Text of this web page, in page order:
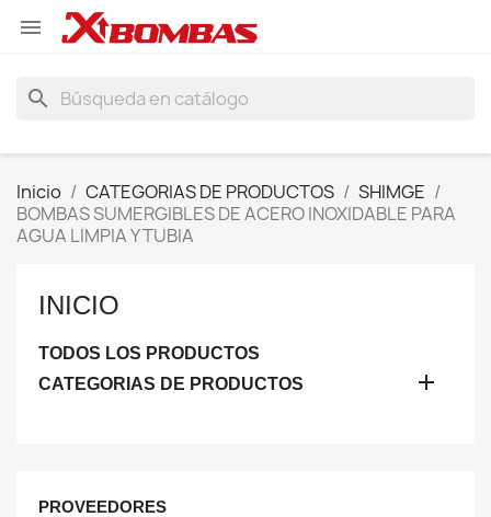

search
Inicio CATEGORIAS DE PRODUCTOS
SHIMGE
BOMBAS SUMERGIBLES DE ACERO INOXIDABLE PARA
AGUA LIMPIA Y TUBIA
INICIO
TODOS LOS PRODUCTOS
CATEGORIAS DE PRODUCTOS

PROVEEDORES